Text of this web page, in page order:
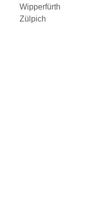
Wipperfürth
Zülpich